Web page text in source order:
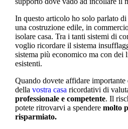
In questo articolo ho solo parlato
una costruzione edile, in
isolare casa. Tra i tanti sistemi di
voglio ricordare il sistema
sistema più economico ma con
esistenti.
Quando dovete affidare
della vostra casa ricordativi di
professionale e competente. Il
potete ritrovarvi a spendere molto
risparmiato.